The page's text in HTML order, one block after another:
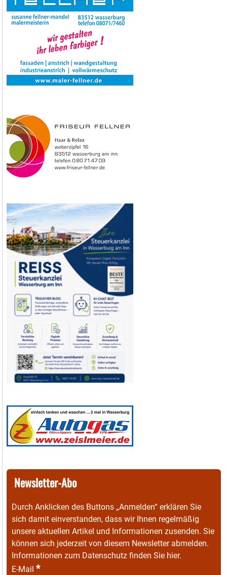
Newsletter-Abo
Durch Anklicken des Buttons „Anmelden“ erklären Sie
sich damit einverstanden, dass wir Ihnen regelmäßig
unsere aktuellen Artikel und Informationen zusenden. Sie
können sich jederzeit von diesem Newsletter abmelden.
Informationen zum Datenschutz finden Sie hier.
E-Mail *